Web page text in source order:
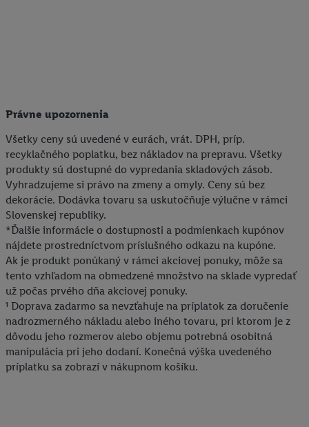
Právne upozornenia
Všetky ceny sú uvedené v eurách, vrát. DPH, príp.
recyklačného poplatku, bez nákladov na prepravu. Všetky
produkty sú dostupné do vypredania skladových zásob.
Vyhradzujeme si právo na zmeny a omyly. Ceny sú bez
dekorácie. Dodávka tovaru sa uskutočňuje výlučne v rámci
Slovenskej republiky.
*Ďalšie informácie o dostupnosti a podmienkach kupónov
nájdete prostredníctvom príslušného odkazu na kupóne.
Ak je produkt ponúkaný v rámci akciovej ponuky, môže sa
tento vzhľadom na obmedzené množstvo na sklade vypredať
už počas prvého dňa akciovej ponuky.
¹ Doprava zadarmo sa nevzťahuje na príplatok za doručenie
nadrozmerného nákladu alebo iného tovaru, pri ktorom je z
dôvodu jeho rozmerov alebo objemu potrebná osobitná
manipulácia pri jeho dodaní. Konečná výška uvedeného
príplatku sa zobrazí v nákupnom košíku.
rôznych zariadeniach a v rôznych službách spoločnosti Lidl ak
používanie viacerých služieb spoločnosti Lidl, pomocou vašej
hashovanej e-mailovej adresy a prípadne ďalších
identifikátorov/identifikátorov, ktoré má spoločnosť Criteo SA k
dispozícii.
V časti "
Prispôsobiť
" môžete povoliť jednotlivé účely a nájsť
ďalšie informácie o podmienkach spracúvania osobných
údajov.
Kliknutím na možnosť "Odmietnuť " môžete povoliť iba
používanie potrebných technológií. Kliknutím na "Súhlasím"
vyjadríte súhlas so spracúvaním na všetky vyššie uvedené účely.
Ďalšie informácie vrátane informácií o dobe uchovávania
údajov a Vašom práve kedykoľvek odvolať súhlas s účinnosťou
do budúcnosti nájdete v našichzásadách ochrany osobných
údajov.Imprint nájdete tu.